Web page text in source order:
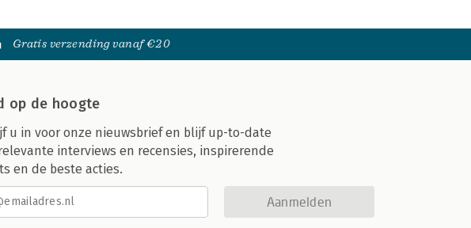
Gratis verzending vanaf €20
op de hoogte
u in voor onze nieuwsbrief en blijf up-to-date
interviews en recensies, inspirerende
en de beste acties.
Aanmelden